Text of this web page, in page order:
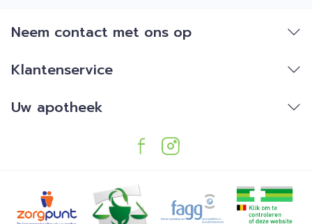
Neem contact met ons op
Klantenservice
Uw apotheek